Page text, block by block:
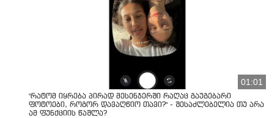
01:01
"რატომ იყრება პირად მესენჯერში რაღაც გაუგებარი
ფოტოები, როგორ დავაღწიო თავი?" - შესაძლებელია თუ არა
ამ ფუნქციის წაშლა?